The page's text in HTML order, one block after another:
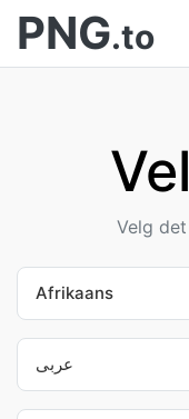
PNG.to
Velg
Afrikaans
عربى